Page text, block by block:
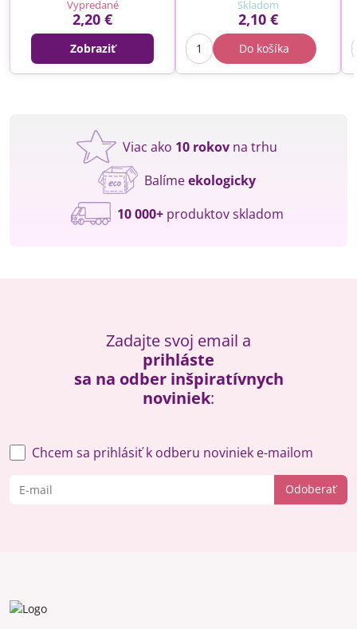
Vypredané
2,20 €
Zobraziť
Skladom
2,10 €
Do košíka
Viac ako 10 rokov na trhu
Balímeekologicky
10 000+produktov skladom
Zadajte svoj email a
prihláste
sa na odber inšpiratívnych
noviniek:
Odoberať
Chcem sa prihlásiť k odberu noviniek e-mailom